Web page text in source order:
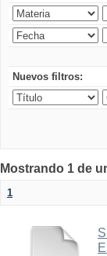
Nuevos filtros:
Mostrando 1 de
1